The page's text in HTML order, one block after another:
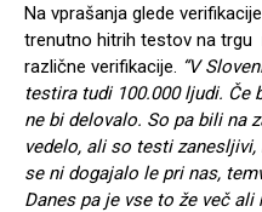
Na vprašanja glede
trenutno hitrih testov na
različne verifikacije. “V
testira tudi 100.000 ljudi.
ne bi delovalo. So pa bili na
vedelo, ali so testi
se ni dogajalo le pri nas,
Danes pa je vse to že več ali